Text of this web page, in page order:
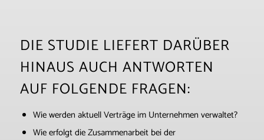
DIE STUDIE LIEFERT DARÜBER
HINAUS AUCH ANTWORTEN
AUF FOLGENDE FRAGEN:
Wie werden aktuell Verträge im Unternehmen verwaltet?
Wie erfolgt die Zusammenarbeit bei der